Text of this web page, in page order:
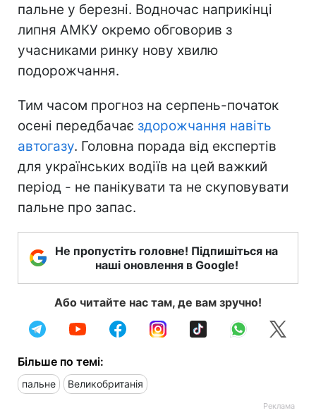
пальне у березні. Водночас наприкінці
липня АМКУ окремо обговорив з
учасниками ринку нову хвилю
подорожчання.
Тим часом прогноз на серпень-початок
осені передбачає здорожчання навіть
автогазу. Головна порада від експертів
для українських водіїв на цей важкий
період - не панікувати та не скуповувати
пальне про запас.
Не пропустіть головне! Підпишіться на
наші оновлення в Google!
Або читайте нас там, де вам зручно!
Більше по темі:
пальне Великобританія